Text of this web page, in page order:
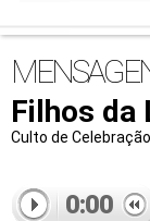
Filhos da
Culto de
0:00